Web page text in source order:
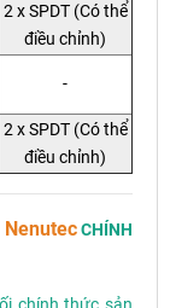
2 x SPDT (Có thể
điều chỉnh)
-
2 x SPDT (Có thể
điều chỉnh)
CHÍNH